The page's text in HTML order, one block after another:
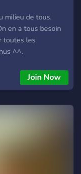
milieu de tous.
en a tous besoin
toutes les
^^.
Join Now